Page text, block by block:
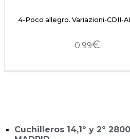
4-Poco allegro. Variazioni-CDII-
0.99€
Cuchilleros 14,1º y 2º